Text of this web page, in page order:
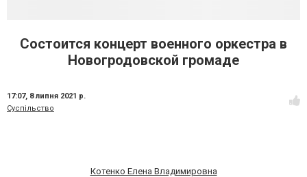
Состоится концерт военного оркестра в
Новогродовской громаде
17:07, 8 липня 2021 р.
Суспільство
Котенко Елена Владимировна